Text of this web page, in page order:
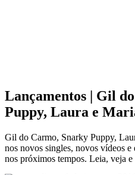
Lançamentos | Gil
Puppy, Laura e
Gil do Carmo, Snarky Puppy,
nos novos singles, novos vídeos e
nos próximos tempos. Leia, veja